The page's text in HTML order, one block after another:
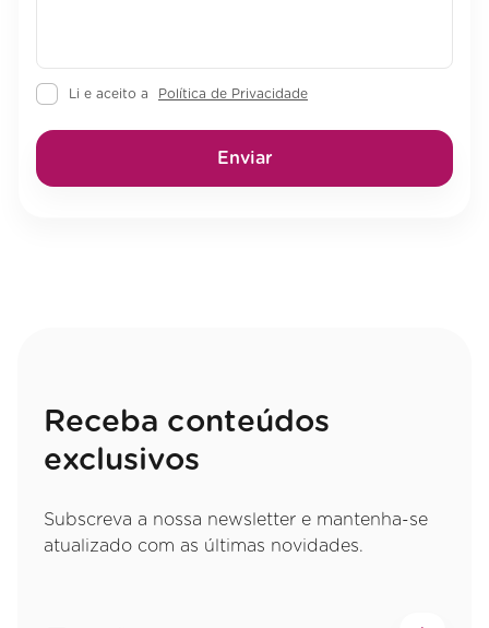
Li e aceito a Política de Privacidade
Enviar
Receba conteúdos
exclusivos
Subscreva a nossa newsletter e mantenha-se
atualizado com as últimas novidades.